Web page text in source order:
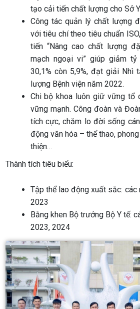
tạo cải tiến chất lượng cho Sở
Công tác quản lý chất lượng
với tiêu chí theo tiêu chuẩn
tiến “Nâng cao chất lượng
mạch ngoại vi” giúp giảm
30,1% còn 5,9%, đạt giải Nhì
lượng Bệnh viện năm 2022.
Chi bộ khoa luôn giữ vững tổ
vững mạnh. Công đoàn và
tích cực, chăm lo đời sống
động văn hóa – thể thao,
thiện…
Thành tích tiêu biểu:
Tập thể lao động xuất sắc: các
2023
Bằng khen Bộ trưởng Bộ Y tế:
2023, 2024